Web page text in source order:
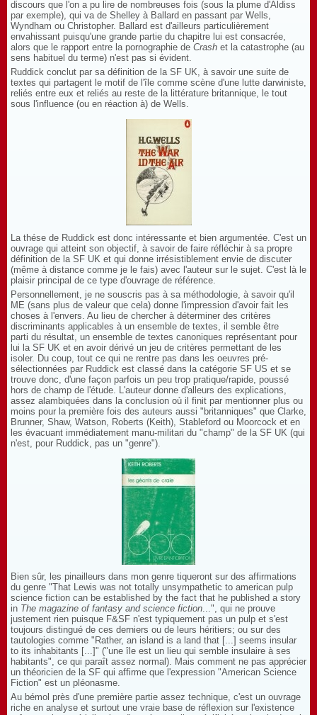
discours que l'on a pu lire de nombreuses fois (sous la plume d'Aldiss
par exemple), qui va de Shelley à Ballard en passant par Wells,
Wyndham ou Christopher. Ballard est d'ailleurs particulièrement
envahissant puisqu'une grande partie du chapitre lui est consacrée,
alors que le rapport entre la pornographie de Crash et la catastrophe (au
sens habituel du terme) n'est pas si évident.
Ruddick conclut par sa définition de la SF UK, à savoir une suite de
textes qui partagent le motif de l'île comme scène d'une lutte darwiniste,
reliés entre eux et reliés au reste de la littérature britannique, le tout
sous l'influence (ou en réaction à) de Wells.
La thése de Ruddick est donc intéressante et bien argumentée. C'est un
ouvrage qui atteint son objectif, à savoir de faire réfléchir à sa propre
définition de la SF UK et qui donne irrésistiblement envie de discuter
(même à distance comme je le fais) avec l'auteur sur le sujet. C'est là le
plaisir principal de ce type d'ouvrage de référence.
Personnellement, je ne souscris pas à sa méthodologie, à savoir qu'il
ME (sans plus de valeur que cela) donne l'impression d'avoir fait les
choses à l'envers. Au lieu de chercher à déterminer des critères
discriminants applicables à un ensemble de textes, il semble être
parti du résultat, un ensemble de textes canoniques représentant pour
lui la SF UK et en avoir dérivé un jeu de critères permettant de les
isoler. Du coup, tout ce qui ne rentre pas dans les oeuvres pré-
sélectionnées par Ruddick est classé dans la catégorie SF US et se
trouve donc, d'une façon parfois un peu trop pratique/rapide, poussé
hors de champ de l'étude. L'auteur donne d'alleurs des explications,
assez alambiquées dans la conclusion où il finit par mentionner plus ou
moins pour la première fois des auteurs aussi "britanniques" que Clarke,
Brunner, Shaw, Watson, Roberts (Keith), Stableford ou Moorcock et en
les évacuant immédiatement manu-militari du "champ" de la SF UK (qui
n'est, pour Ruddick, pas un "genre").
Bien sûr, les pinailleurs dans mon genre tiqueront sur des affirmations
du genre "That Lewis was not totally unsympathetic to american pulp
science fiction can be established by the fact that he published a story
in The magazine of fantasy and science fiction ...", qui ne prouve
justement rien puisque F&SF n'est typiquement pas un pulp et s'est
toujours distingué de ces derniers ou de leurs héritiers; ou sur des
tautologies comme "Rather, an island is a land that [...] seems insular
to its inhabitants [...]" ("une île est un lieu qui semble insulaire à ses
habitants", ce qui paraît assez normal). Mais comment ne pas apprécier
un théoricien de la SF qui affirme que l'expression "American Science
Fiction" est un pléonasme.
Au bémol près d'une première partie assez technique, c'est un ouvrage
riche en analyse et surtout une vraie base de réflexion sur l'existence